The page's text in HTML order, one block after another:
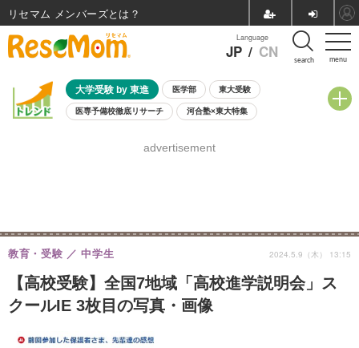
menu
Language
JP / CN search
大学受験 by 東進 医学部 東大受験
医専予備校徹底リサーチ 河合塾×東大特集
8月開催学校説明会・相談会
advertisement
【高校受験】全国7地域「高校進学説明会」ス
クールIE 3枚目の写真・画像
教育・受験 中学生 2024.5.9（木） 13:15
リセマム メンバーズ